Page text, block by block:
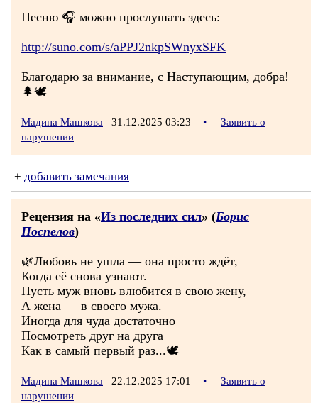
Песню 🎧 можно прослушать здесь:
http://suno.com/s/aPPJ2nkpSWnyxSFK
Благодарю за внимание, с Наступающим, добра!
🌲🕊
Мадина Машкова 31.12.2025 03:23 •
Заявить о
нарушении
+ добавить замечания
Рецензия на «Из последних сил» (Борис
Поспелов)
🌿Любовь не ушла — она просто ждёт,
Когда её снова узнают.
Пусть муж вновь влюбится в свою жену,
А жена — в своего мужа.
Иногда для чуда достаточно
Посмотреть друг на друга
Как в самый первый раз...🕊
Мадина Машкова 22.12.2025 17:01 •
Заявить о
нарушении